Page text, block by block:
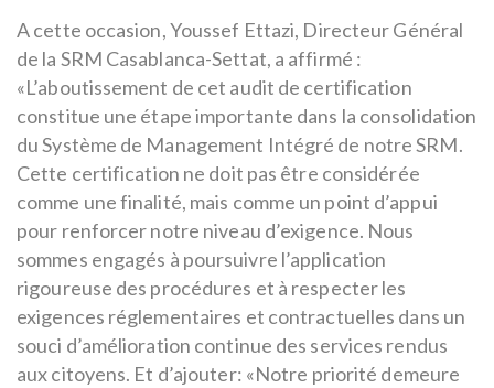
A cette occasion, Youssef Ettazi, Directeur Général
de la SRM Casablanca-Settat, a affirmé :
«L’aboutissement de cet audit de certification
constitue une étape importante dans la consolidation
du Système de Management Intégré de notre SRM.
Cette certification ne doit pas être considérée
comme une finalité, mais comme un point d’appui
pour renforcer notre niveau d’exigence. Nous
sommes engagés à poursuivre l’application
rigoureuse des procédures et à respecter les
exigences réglementaires et contractuelles dans un
souci d’amélioration continue des services rendus
aux citoyens. Et d’ajouter: «Notre priorité demeure